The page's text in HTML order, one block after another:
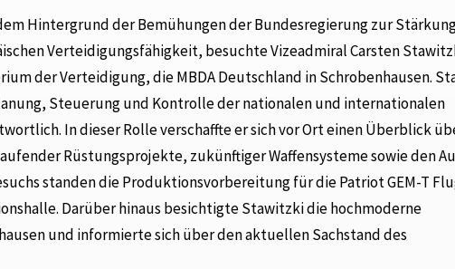
Hintergrund der Bemühungen der Bundesregierung zur
Verteidigungsfähigkeit, besuchte Vizeadmiral Carsten
der Verteidigung, die MBDA Deutschland in Schrobenhausen.
Steuerung und Kontrolle der nationalen und internationalen
In dieser Rolle verschaffte er sich vor Ort einen Überblick
Rüstungsprojekte, zukünftiger Waffensysteme sowie den
standen die Produktionsvorbereitung für die Patriot GEM-T
Darüber hinaus besichtigte Stawitzki die hochmoderne
und informierte sich über den aktuellen Sachstand des